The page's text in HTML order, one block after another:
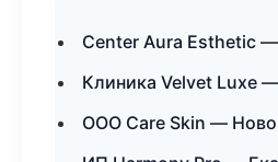
Center Aura Esthetic
Клиника Velvet Luxe
ООО Care Skin —